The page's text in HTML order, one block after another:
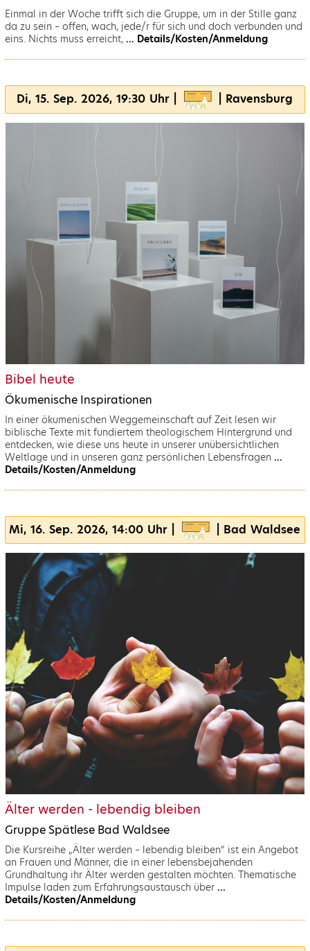
Einmal in der Woche trifft sich die Gruppe, um in der Stille ganz
da zu sein – offen, wach, jede/r für sich und doch verbunden und
eins. Nichts muss erreicht,... Details/Kosten/Anmeldung
Di, 15. Sep. 2026, 19:30 Uhr | | Ravensburg
Bibel heute
Ökumenische Inspirationen
In einer ökumenischen Weggemeinschaft auf Zeit lesen wir
biblische Texte mit fundiertem theologischem Hintergrund und
entdecken, wie diese uns heute in unserer unübersichtlichen
Weltlage und in unseren ganz persönlichen Lebensfragen...
Details/Kosten/Anmeldung
Mi, 16. Sep. 2026, 14:00 Uhr | | Bad Waldsee
Älter werden - lebendig bleiben
Gruppe Spätlese Bad Waldsee
Die Kursreihe „Älter werden – lebendig bleiben“ ist ein Angebot
an Frauen und Männer, die in einer lebensbejahenden
Grundhaltung ihr Älter werden gestalten möchten. Thematische
Impulse laden zum Erfahrungsaustausch über...
Details/Kosten/Anmeldung